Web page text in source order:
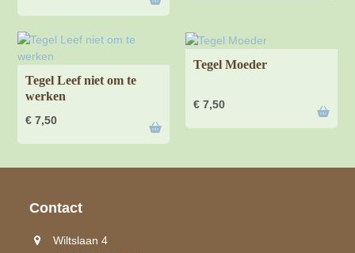
Tegel Leef niet om te
werken
€ 7,50
Tegel Moeder
€ 7,50
Contact
Wiltslaan 4